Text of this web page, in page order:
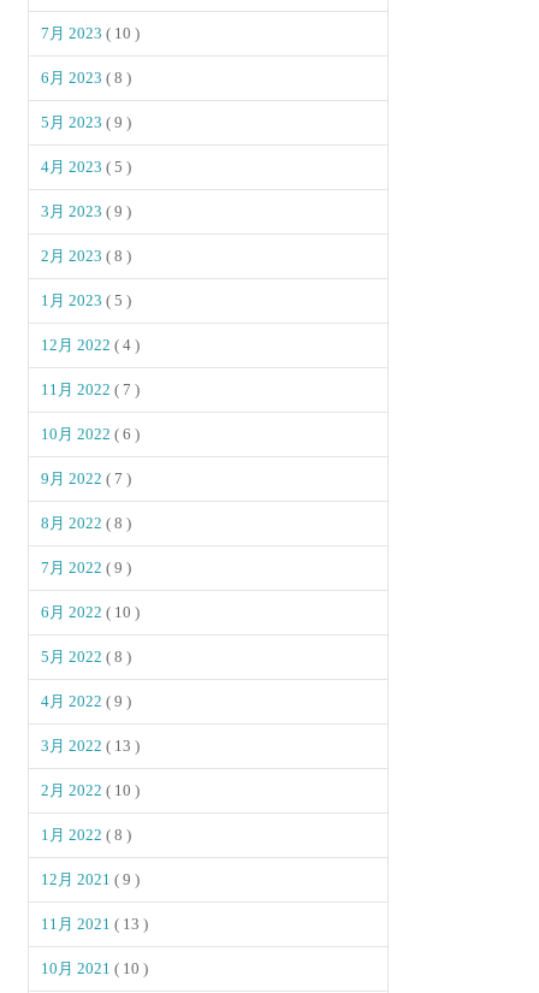
7月 2023( 10 )
6月 2023( 8 )
5月 2023( 9 )
4月 2023( 5 )
3月 2023( 9 )
2月 2023( 8 )
1月 2023( 5 )
12月 2022( 4 )
11月 2022( 7 )
10月 2022( 6 )
9月 2022( 7 )
8月 2022( 8 )
7月 2022( 9 )
6月 2022( 10 )
5月 2022( 8 )
4月 2022( 9 )
3月 2022( 13 )
2月 2022( 10 )
1月 2022( 8 )
12月 2021( 9 )
11月 2021( 13 )
10月 2021( 10 )